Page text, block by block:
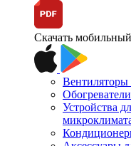
Скачать
Вентиляторы
Обогреватели
Устройства